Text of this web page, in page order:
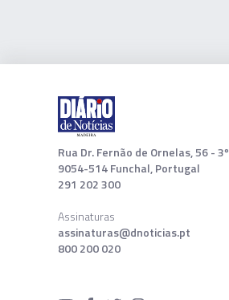
Rua Dr. Fernão de Ornelas, 56 - 3º
9054-514 Funchal, Portugal
291 202 300
Assinaturas
assinaturas@dnoticias.pt
800 200 020